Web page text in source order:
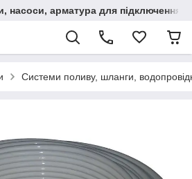
насоси, арматура для підключення,
Системи поливу, шланги,